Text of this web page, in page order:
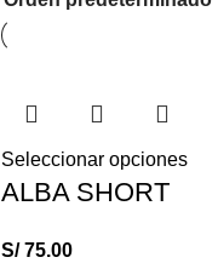
Seleccionar opciones
ALBA SHORT
S/75.00